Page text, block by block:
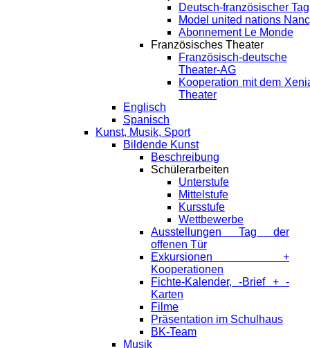
Deutsch-französischer Tag
Model united nations
Abonnement Le Monde
Französisches Theater
Französisch-deutsche
Theater-AG
Kooperation mit dem
Theater
Englisch
Spanisch
Kunst, Musik, Sport
Bildende Kunst
Beschreibung
Schülerarbeiten
Unterstufe
Mittelstufe
Kursstufe
Wettbewerbe
Ausstellungen Tag der
offenen Tür
Exkursionen +
Kooperationen
Fichte-Kalender, -Brief + -
Karten
Filme
Präsentation im Schulhaus
BK-Team
Musik